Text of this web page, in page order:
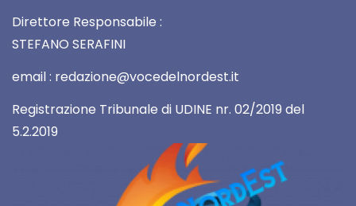
Direttore Responsabile :
STEFANO SERAFINI
email : redazione@vocedelnordest.it
Registrazione Tribunale di UDINE nr. 02/2019 del
5.2.2019